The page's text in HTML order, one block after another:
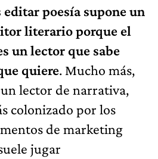
poesía supone un
literario porque el
un lector que sabe
quiere. Mucho más,
lector de narrativa,
colonizado por los
de marketing
jugar